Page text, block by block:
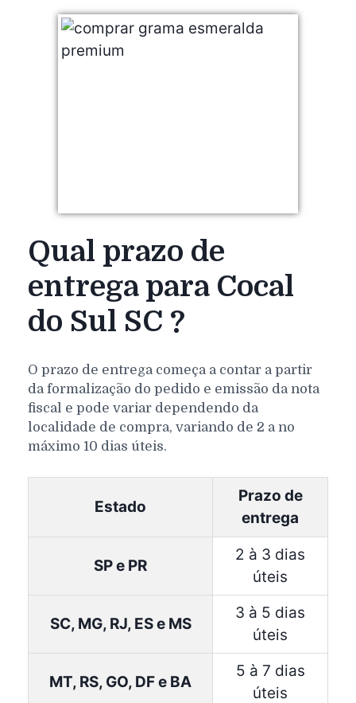
Qual prazo de
entrega para Cocal
do Sul SC ?
O prazo de entrega começa a contar a partir
da formalização do pedido e emissão da nota
fiscal e pode variar dependendo da
localidade de compra, variando de 2 a no
máximo 10 dias úteis.
Estado
Prazo de
entrega
SP e PR
2 à 3 dias
úteis
SC, MG, RJ, ES e MS
3 à 5 dias
úteis
MT, RS, GO, DF e BA
5 à 7 dias
úteis